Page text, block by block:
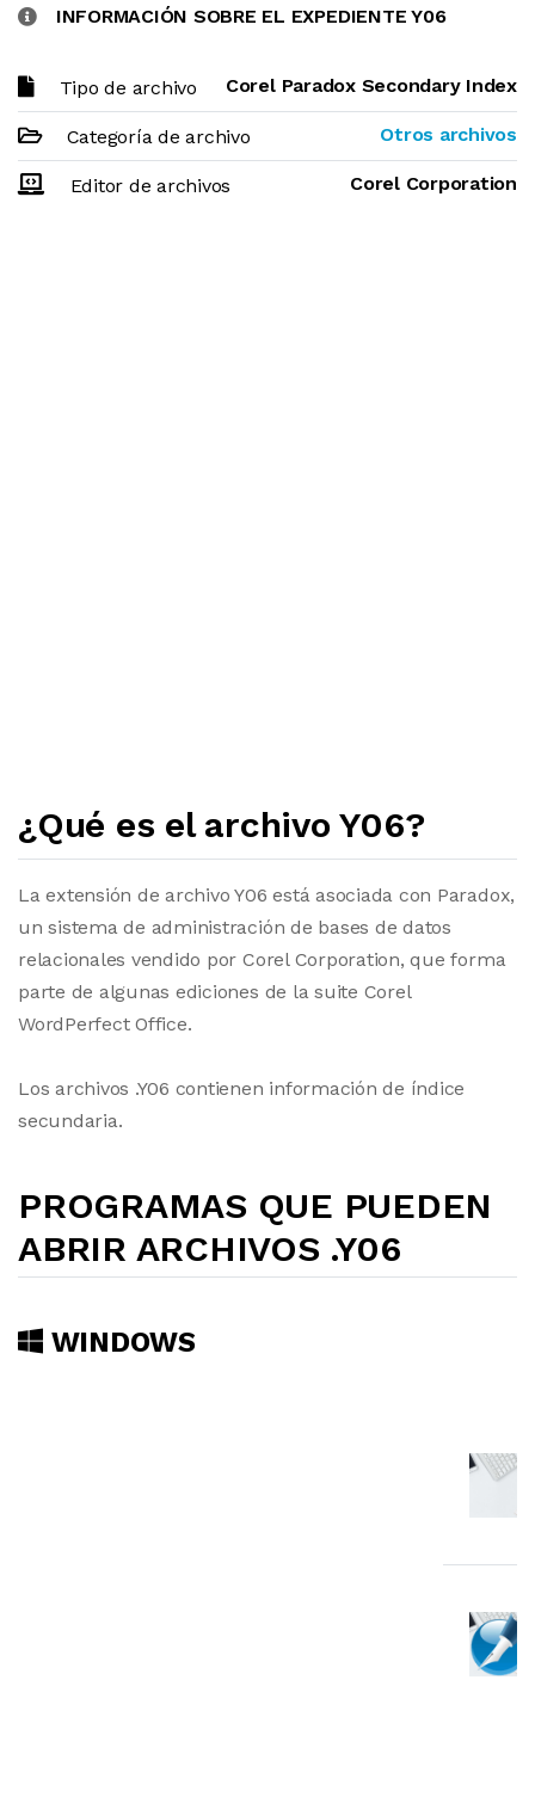
INFORMACIÓN SOBRE EL EXPEDIENTE Y06
Tipo de archivo Corel Paradox Secondary Index
Categoría de archivo Otros archivos
Editor de archivos Corel Corporation
¿Qué es el archivo Y06?
La extensión de archivo Y06 está asociada con Paradox,
un sistema de administración de bases de datos
relacionales vendido por Corel Corporation, que forma
parte de algunas ediciones de la suite Corel
WordPerfect Office.
Los archivos .Y06 contienen información de índice
secundaria.
PROGRAMAS QUE PUEDEN
ABRIR ARCHIVOS .Y06
WINDOWS